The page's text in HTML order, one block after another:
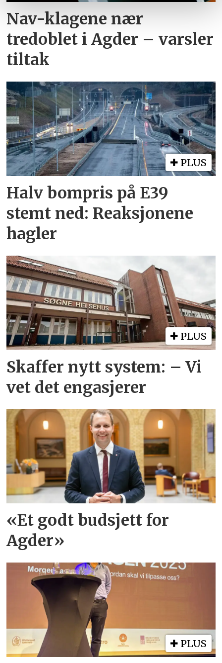
Nav-klagene nær
tredoblet i Agder – varsler
tiltak
PLUS
Halv bompris på E39
stemt ned: Reaksjonene
hagler
PLUS
Skaffer nytt system: – Vi
vet det engasjerer
«Et godt budsjett for
Agder»
PLUS